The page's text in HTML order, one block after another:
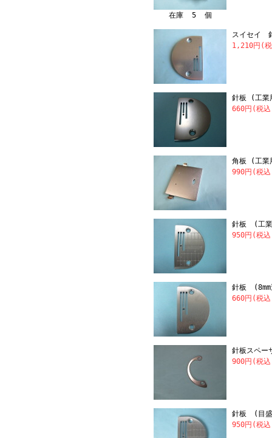
在庫 5 個
スイセイ
1,210円(
針板 (工業
660円(税
角板 (工業
990円(税
針板 (工
950円(税
針板
660円(税
針板スペ
900円(税
針板 (目盛
950円(税